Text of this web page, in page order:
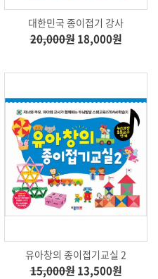
대한민국 종이접기 강사
20,000원18,000원
유아창의 종이접기교실 2
15,000원13,500원